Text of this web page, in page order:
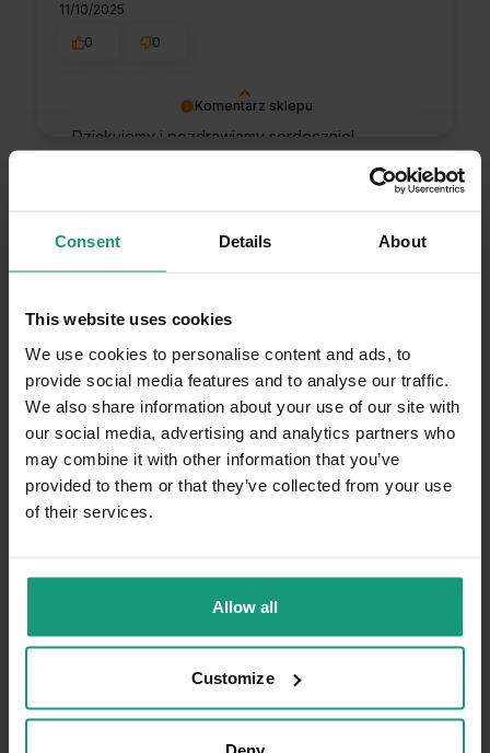
Consent Details About
This website uses cookies
We use cookies to personalise content and ads, to
provide social media features and to analyse our traffic.
We also share information about your use of our site with
our social media, advertising and analytics partners who
may combine it with other information that you’ve
provided to them or that they’ve collected from your use
of their services.
Allow all
Customize
Deny
Komentarz sklepu
Dziękujemy i pozdrawiamy serdecznie!
11/10/2025
0
0
Dziękujemy bardzo za Twoją opinię! Twoja
recenzja wiele dla nas znaczy - dzięki niej
wiemy, że jesteśmy na właściwym torze :) Z
pozdrowieniami, obsługa sklepu.
zweryfikowano
trawienne.
11/7/2025
Komentarz sklepu
Dziękujemy za tak pozytywną opinię - to czysta
Doceniamy czas i wysiłek włożony w
podzielenie się z nami Twoimi
doświadczeniami. Do zobaczenia!
Beata zweryfikowano
5
Wszystko super, kot zachwycony :)
10/20/2025
Doskonała opcja w żywieniu młodych kotów. Ta
karma to gwarancja jakości i pewność, że kot